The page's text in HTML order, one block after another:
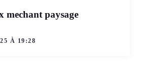
mechant paysage
À 19:28